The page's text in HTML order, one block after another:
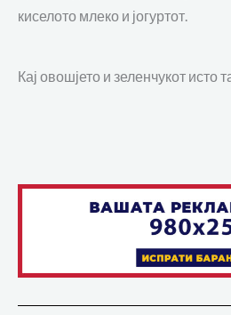
киселото млеко и јогуртот.
Кај овошјето и зеленчукот исто